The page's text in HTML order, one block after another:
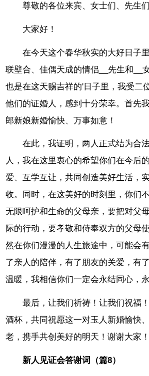
尊敬的各位来宾、女士们、先生
大家好！
在今天这个春华秋实的大好日子
联壁合、佳偶天成的情侣__先生和__
也是在这天赐吉祥的'日子里，我受二
他们的证婚人，感到十分荣幸。首先
郎新娘新婚愉快、万事如意！
在此，我证明，两人正式结为合
人，我在这里衷心的希望你们在今后
爱、互学互让，共同创造美好生活，
收。同时，在这美好的时刻里，你们
无限呵护和生命的父母亲，要把对父
际的行动，要孝敬和侍奉双方的父母
然在你们漫漫的人生旅途中，可能会
了亲人的陪伴，有了朋友的关爱，有
温暖，我相信你们一定会永结同心，
最后，让我们祈祷！让我们祝福
酒杯，共同祝愿这一对玉人新婚愉快
老，携手共创美好的明天！谢谢大家！
新人见证会答谢词（篇8）